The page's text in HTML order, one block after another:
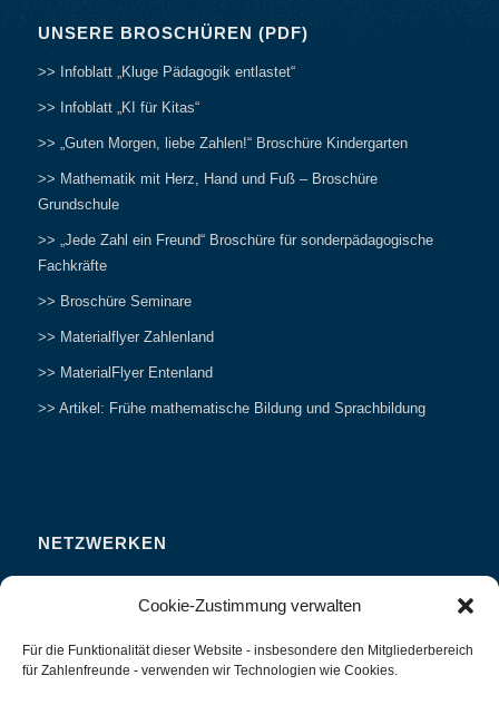
Cookie-Zustimmung verwalten
Für die Funktionalität dieser Website - insbesondere den Mitgliederbereich
für Zahlenfreunde - verwenden wir Technologien wie Cookies.
UNSERE BROSCHÜREN (PDF)
>> Infoblatt „Kluge Pädagogik entlastet“
>> Infoblatt „KI für Kitas“
>> „Guten Morgen, liebe Zahlen!“ Broschüre Kindergarten
>> Mathematik mit Herz, Hand und Fuß – Broschüre
Grundschule
>> „Jede Zahl ein Freund“ Broschüre für sonderpädagogische
Fachkräfte
>> Broschüre Seminare
>> Materialflyer Zahlenland
>> MaterialFlyer Entenland
>> Artikel: Frühe mathematische Bildung und Sprachbildung
NETZWERKEN
Studieren